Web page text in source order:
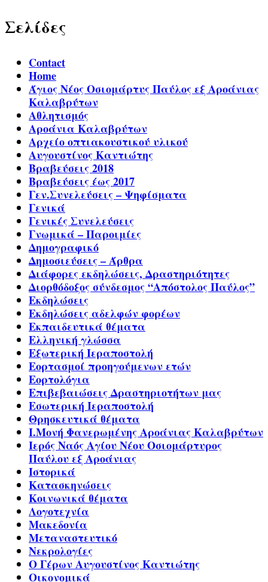
Σελίδες
Contact
Home
Άγιος Νέος Οσιομάρτυς Παύλος εξ Αροάνιας
Καλαβρύτων
Αθλητισμός
Αροάνια Καλαβρύτων
Αρχείο οπτιακουστικού υλικού
Αυγουστίνος Καντιώτης
Βραβεύσεις 2018
Βραβεύσεις έως 2017
Γεν.Συνελεύσεις – Ψηφίσματα
Γενικά
Γενικές Συνελεύσεις
Γνωμικά – Παροιμίες
Δημογραφικό
Δημοσιεύσεις – Άρθρα
Διάφορες εκδηλώσεις, Δραστηριότητες
Διορθόδοξος σύνδεσμος “Απόστολος Παύλος”
Εκδηλώσεις
Εκδηλώσεις αδελφών φορέων
Εκπαιδευτικά θέματα
Ελληνική γλώσσα
Εξωτερική Ιεραποστολή
Εορτασμοί προηγούμενων ετών
Εορτολόγια
Επιβεβαιώσεις Δραστηριοτήτων μας
Εσωτερική Ιεραποστολή
Θρησκευτικά θέματα
Ι.Μονή Φανερωμένης Αροάνιας Καλαβρύτων
Ιερός Ναός Αγίου Νέου Οσιομάρτυρος
Παύλου εξ Αροάνιας
Ιστορικά
Κατασκηνώσεις
Κοινωνικά θέματα
Λογοτεχνία
Μακεδονία
Μεταναστευτικό
Νεκρολογίες
Ο Γέρων Αυγουστίνος Καντιώτης
Οικονομικά